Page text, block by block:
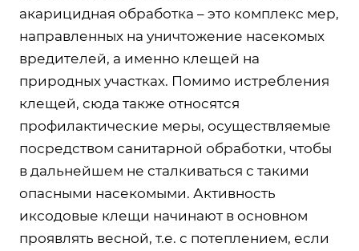
акарицидная обработка – это комплекс мер,
направленных на уничтожение насекомых
вредителей, а именно клещей на
природных участках. Помимо истребления
клещей, сюда также относятся
профилактические меры, осуществляемые
посредством санитарной обработки, чтобы
в дальнейшем не сталкиваться с такими
опасными насекомыми. Активность
иксодовые клещи начинают в основном
проявлять весной, т.е. с потеплением, если